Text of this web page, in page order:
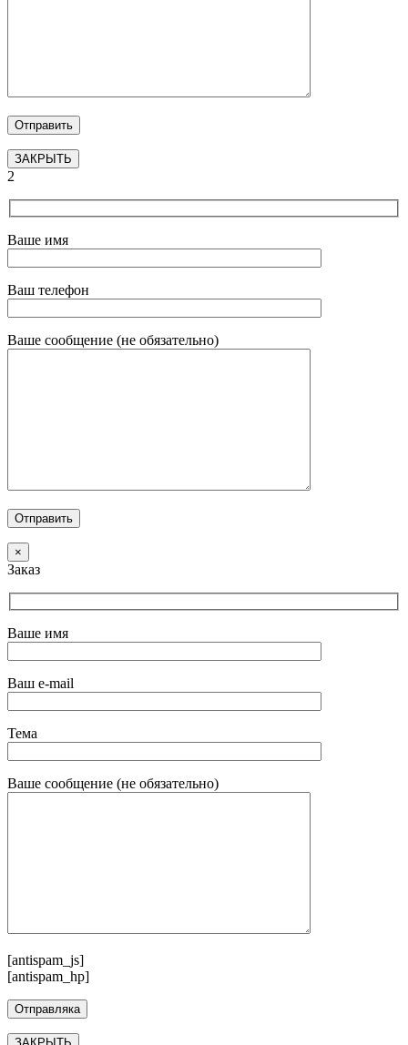
ЗАКРЫТЬ
2
Ваше имя
Ваш телефон
Ваше сообщение (не обязательно)
×
Заказ
Ваше имя
Ваш e-mail
Тема
Ваше сообщение (не обязательно)
[antispam_js]
[antispam_hp]